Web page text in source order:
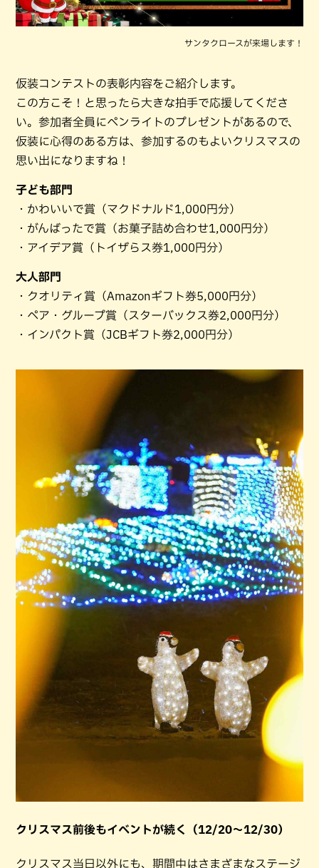
サンタクロースが来場します！
仮装コンテストの表彰内容をご紹介します。
この方こそ！と思ったら大きな拍手で応援してくださ
い。参加者全員にペンライトのプレゼントがあるので、
仮装に心得のある方は、参加するのもよいクリスマスの
思い出になりますね！
子ども部門
・かわいいで賞（マクドナルド1,000円分）
・がんばったで賞（お菓子詰め合わせ1,000円分）
・アイデア賞（トイザらス券1,000円分）
大人部門
・クオリティ賞（Amazonギフト券5,000円分）
・ペア・グループ賞（スターバックス券2,000円分）
・インパクト賞（JCBギフト券2,000円分）
クリスマス前後もイベントが続く（12/20〜12/30）
クリスマス当日以外にも、期間中はさまざまなステージ